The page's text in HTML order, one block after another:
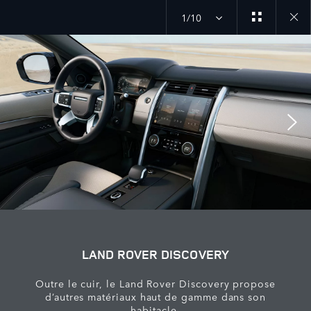
1/10
Close
gallery
LAND ROVER DISCOVERY
Outre le cuir, le Land Rover Discovery propose
d’autres matériaux haut de gamme dans son